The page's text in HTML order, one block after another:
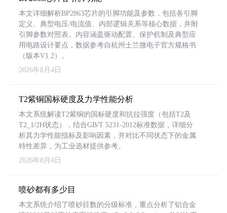
本文详细解析BP2863芯片的引脚功能及参数，包括各引脚
定义、典型电压/电流值、内部逻辑关系等核心数据，并附
引脚参数对照表。内容涵盖驱动配置、保护机制及典型应
用电路设计要点，数据参考自杭州士兰微电子官方规格书
（版本V1.2）。
2026年8月4日
T2紫铜国标硬度及力学性能分析
本文系统解读T2紫铜的国标硬度和抗拉强度（包括T2及
T2_1/2H状态），结合GB/T 5231-2012标准数据，详细分
析其力学性能指标及影响因素，并对比不同状态下的金属
特性差异，为工业选材提供参考。
2026年8月4日
喷砂都有多少目
本文系统介绍了喷砂目数的分级标准，重点分析了铝合金